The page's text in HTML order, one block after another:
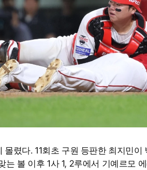
몰렸다. 11회초 구원 등판한 최지민
는 볼 이후 1사 1, 2루에서 기예르모